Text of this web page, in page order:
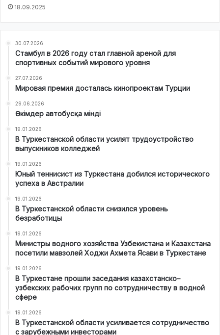
18.09.2025
30.07.2026
Стамбул в 2026 году стал главной ареной для
спортивных событий мирового уровня
27.07.2026
Мировая премия досталась кинопроектам Турции
29.06.2026
Әкімдер автобусқа мінді
19.01.2026
В Туркестанской области усилят трудоустройство
выпускников колледжей
19.01.2026
Юный теннисист из Туркестана добился исторического
успеха в Австралии
19.01.2026
В Туркестанской области снизился уровень
безработицы
19.01.2026
Министры водного хозяйства Узбекистана и Казахстана
посетили мавзолей Ходжи Ахмета Ясави в Туркестане
19.01.2026
В Туркестане прошли заседания казахстанско–
узбекских рабочих групп по сотрудничеству в водной
сфере
19.01.2026
В Туркестанской области усиливается сотрудничество
с зарубежными инвесторами